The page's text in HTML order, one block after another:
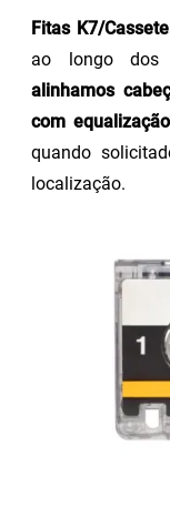
Fitas K7/Cassete
ao longo dos
alinhamos
com
quando
localização.